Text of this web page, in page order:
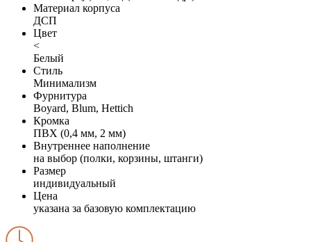
Материал корпуса
ДСП
Цвет
<
Белый
Стиль
Минимализм
Фурнитура
Boyard, Blum, Hettich
Кромка
ПВХ (0,4 мм, 2 мм)
Внутреннее наполнение
на выбор (полки, корзины, штанги)
Размер
индивидуальный
Цена
указана за базовую комплектацию